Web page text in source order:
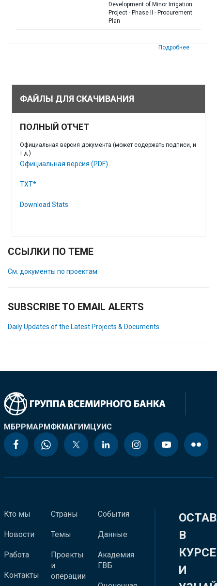
Development of Minor Irrigation
Project - Phase II - Procurement
Plan
Подробнее
ФАЙЛЫ ДЛЯ СКАЧИВАНИЯ
ПОЛНЫЙ ОТЧЕТ
Официальная версия документа (может содержать подписи, и
т.д.)
Официальная версия (PDF)
TXT*
Download Stats
ССЫЛКИ ПО ТЕМЕ
См. документы по проектам
SUBSCRIBE TO EMAIL ALERTS
Daily Updates of the Latest Projects & Documents
МБРРМАРМФКМАГИМЦУИС
Кто мы
Новости
Работа
Контакты
Страны
Темы
Проекты
и
операции
События
Данные
Академия
ГВБ
В
КУРСЕ
И